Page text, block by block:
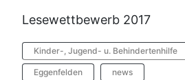
Lesewettbewerb 2017
Kinder-, Jugend- u. Behindertenhilfe
Eggenfelden news